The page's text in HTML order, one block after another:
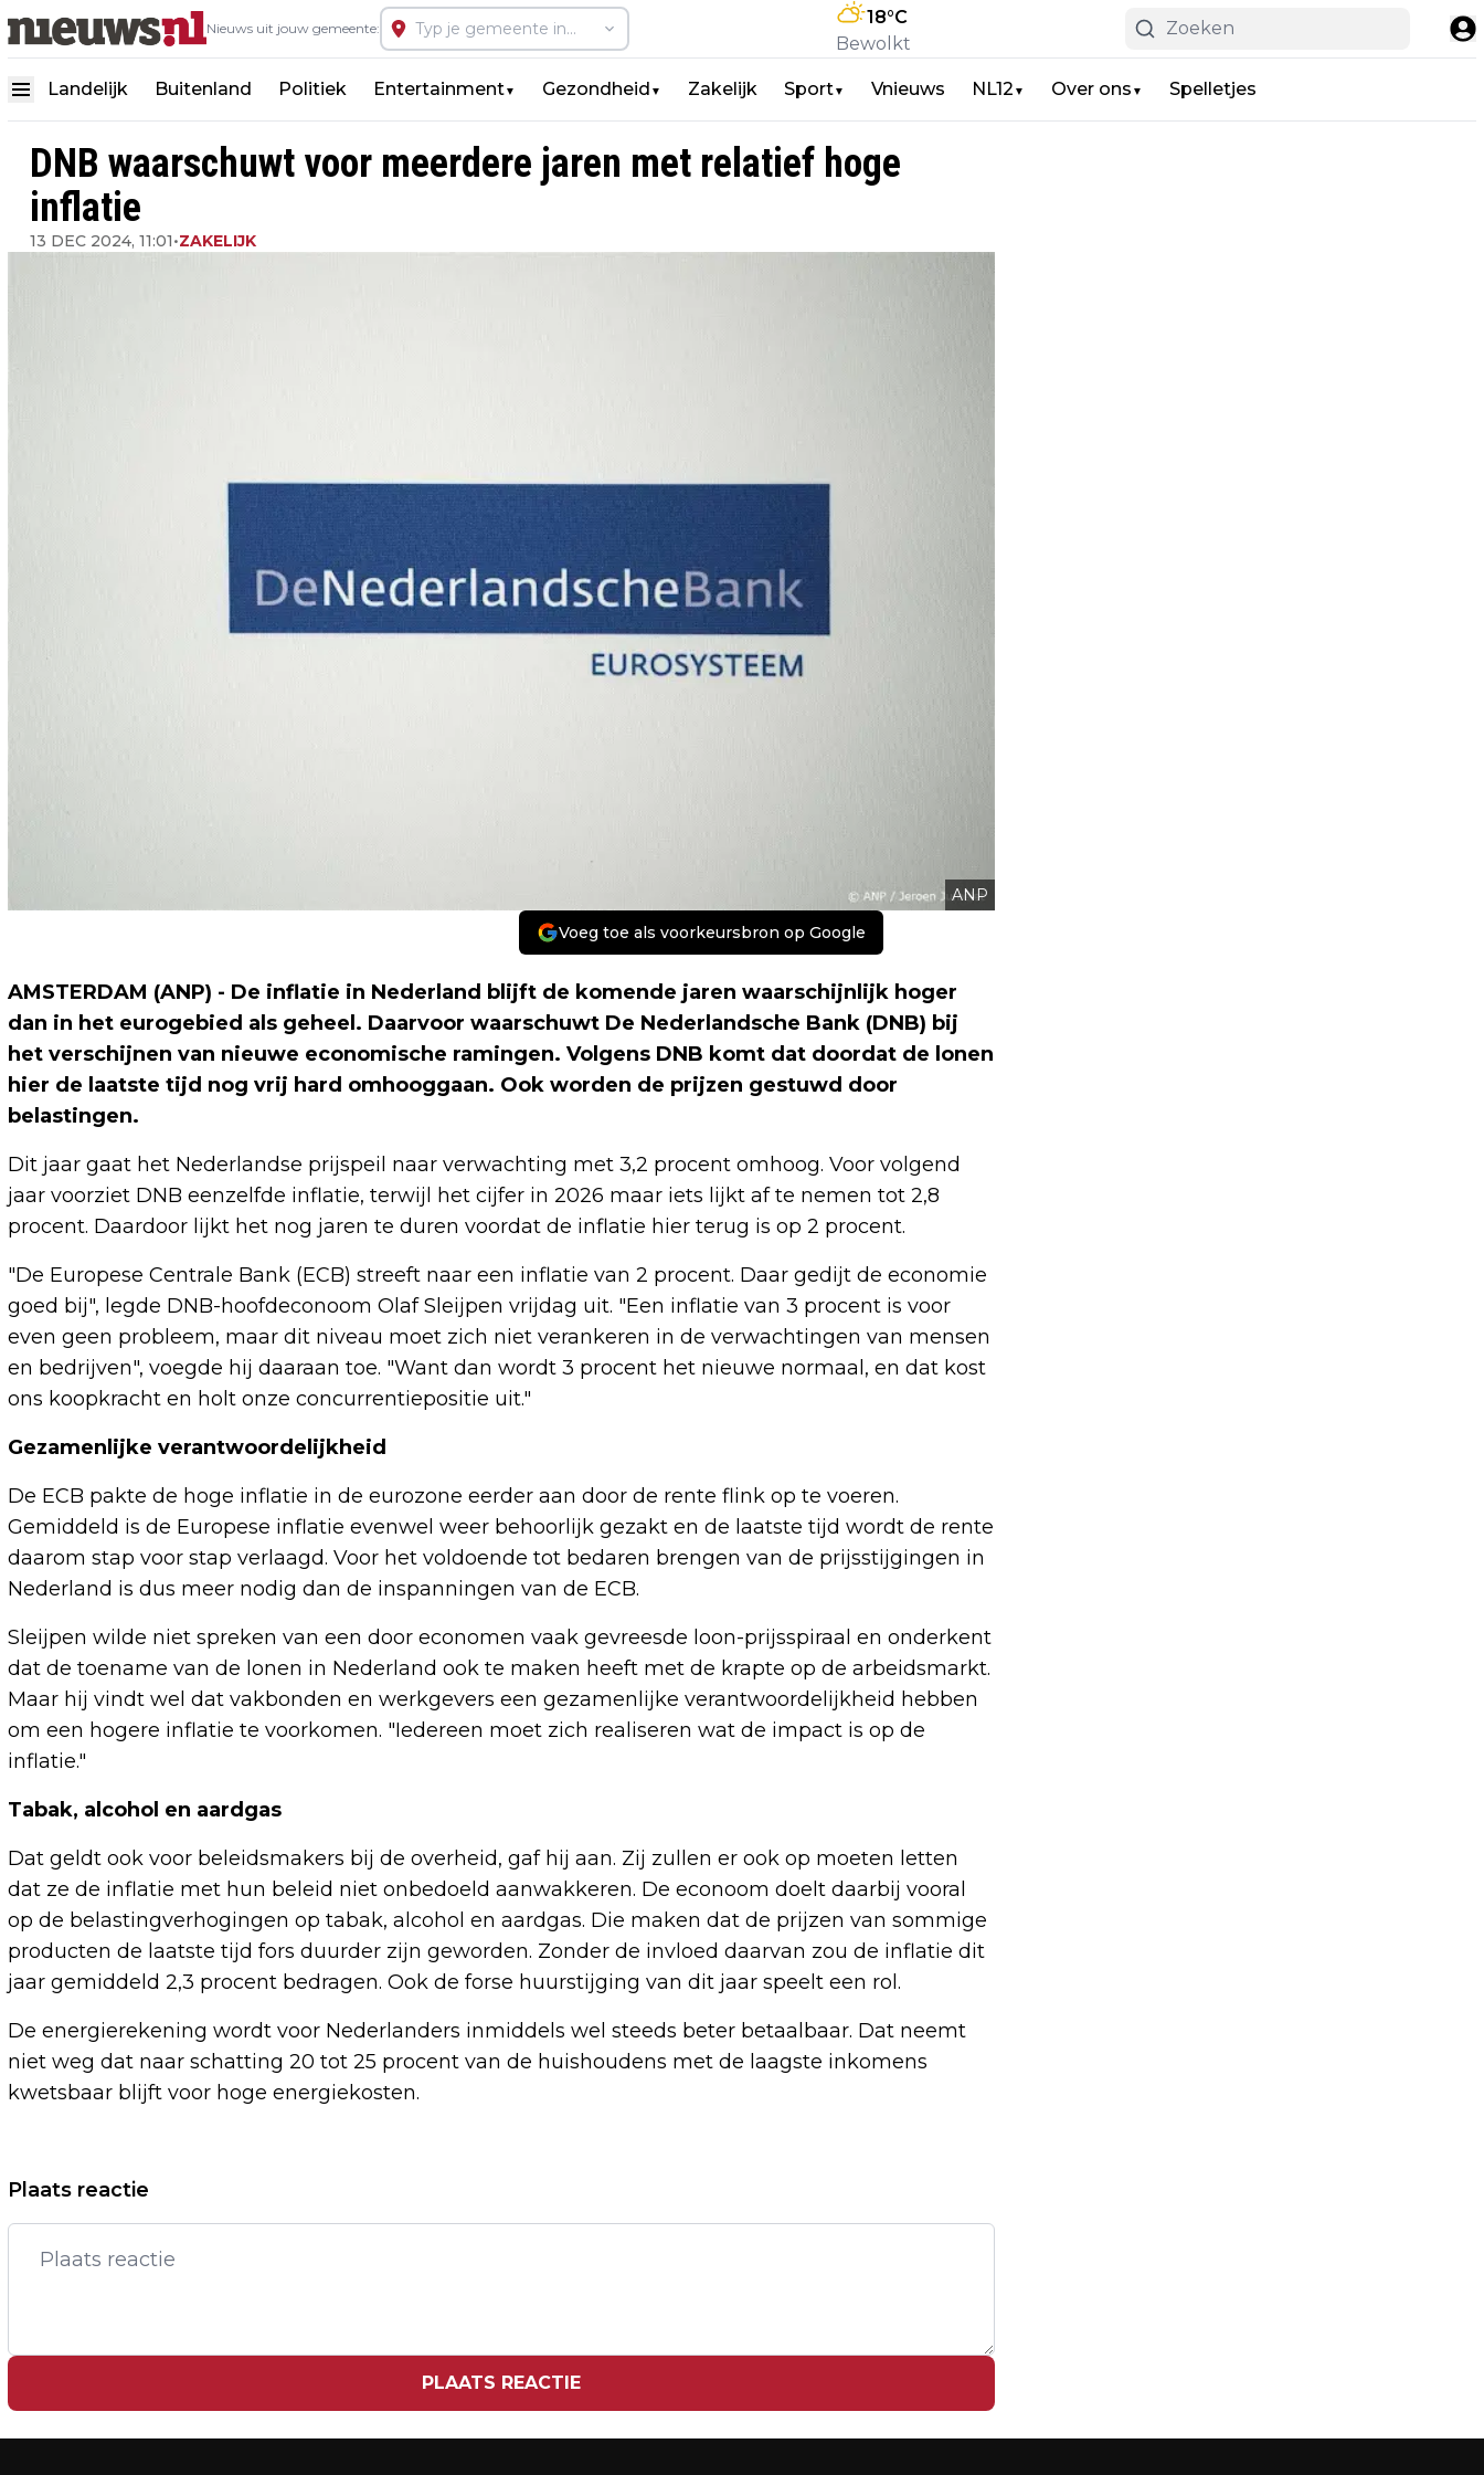
Nieuws uit jouw gemeente:
18°C
Bewolkt
Landelijk Buitenland Politiek Entertainment▼ Gezondheid ▼ Zakelijk Sport▼ Vnieuws NL12 ▼ Over ons ▼ Spelletjes
DNB waarschuwt voor meerdere jaren met relatief hoge
inflatie
13 DEC 2024, 11:01•ZAKELIJK
ANP
Voeg toe als voorkeursbron op Google
AMSTERDAM (ANP) - De inflatie in Nederland blijft de komende jaren waarschijnlijk hoger
dan in het eurogebied als geheel. Daarvoor waarschuwt De Nederlandsche Bank (DNB) bij
het verschijnen van nieuwe economische ramingen. Volgens DNB komt dat doordat de lonen
hier de laatste tijd nog vrij hard omhooggaan. Ook worden de prijzen gestuwd door
belastingen.
Dit jaar gaat het Nederlandse prijspeil naar verwachting met 3,2 procent omhoog. Voor volgend
jaar voorziet DNB eenzelfde inflatie, terwijl het cijfer in 2026 maar iets lijkt af te nemen tot 2,8
procent. Daardoor lijkt het nog jaren te duren voordat de inflatie hier terug is op 2 procent.
"De Europese Centrale Bank (ECB) streeft naar een inflatie van 2 procent. Daar gedijt de economie
goed bij", legde DNB-hoofdeconoom Olaf Sleijpen vrijdag uit. "Een inflatie van 3 procent is voor
even geen probleem, maar dit niveau moet zich niet verankeren in de verwachtingen van mensen
en bedrijven", voegde hij daaraan toe. "Want dan wordt 3 procent het nieuwe normaal, en dat kost
ons koopkracht en holt onze concurrentiepositie uit."
Gezamenlijke verantwoordelijkheid
De ECB pakte de hoge inflatie in de eurozone eerder aan door de rente flink op te voeren.
Gemiddeld is de Europese inflatie evenwel weer behoorlijk gezakt en de laatste tijd wordt de rente
daarom stap voor stap verlaagd. Voor het voldoende tot bedaren brengen van de prijsstijgingen in
Nederland is dus meer nodig dan de inspanningen van de ECB.
Sleijpen wilde niet spreken van een door economen vaak gevreesde loon-prijsspiraal en onderkent
dat de toename van de lonen in Nederland ook te maken heeft met de krapte op de arbeidsmarkt.
Maar hij vindt wel dat vakbonden en werkgevers een gezamenlijke verantwoordelijkheid hebben
om een hogere inflatie te voorkomen. "Iedereen moet zich realiseren wat de impact is op de
inflatie."
Tabak, alcohol en aardgas
Dat geldt ook voor beleidsmakers bij de overheid, gaf hij aan. Zij zullen er ook op moeten letten
dat ze de inflatie met hun beleid niet onbedoeld aanwakkeren. De econoom doelt daarbij vooral
op de belastingverhogingen op tabak, alcohol en aardgas. Die maken dat de prijzen van sommige
producten de laatste tijd fors duurder zijn geworden. Zonder de invloed daarvan zou de inflatie dit
jaar gemiddeld 2,3 procent bedragen. Ook de forse huurstijging van dit jaar speelt een rol.
De energierekening wordt voor Nederlanders inmiddels wel steeds beter betaalbaar. Dat neemt
niet weg dat naar schatting 20 tot 25 procent van de huishoudens met de laagste inkomens
kwetsbaar blijft voor hoge energiekosten.
Vorig artikel
DNB: HANDELSOORLOG KAN
ECONOMISCHE GROEI NEDERLAND HARD
DNB VERWACHT DAT HUIZENPRIJZEN
Plaats reactie
PLAATS REACTIE